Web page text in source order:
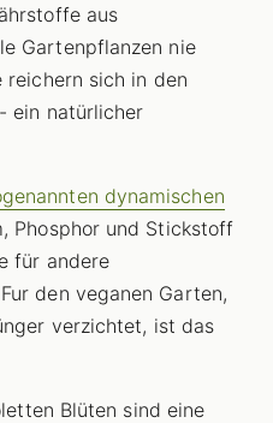
aus
Gartenpflanzen nie
reichern sich in den
ein natürlicher
dynamischen
Phosphor und Stickstoff
für andere
den veganen Garten,
verzichtet, ist das
Blüten sind eine